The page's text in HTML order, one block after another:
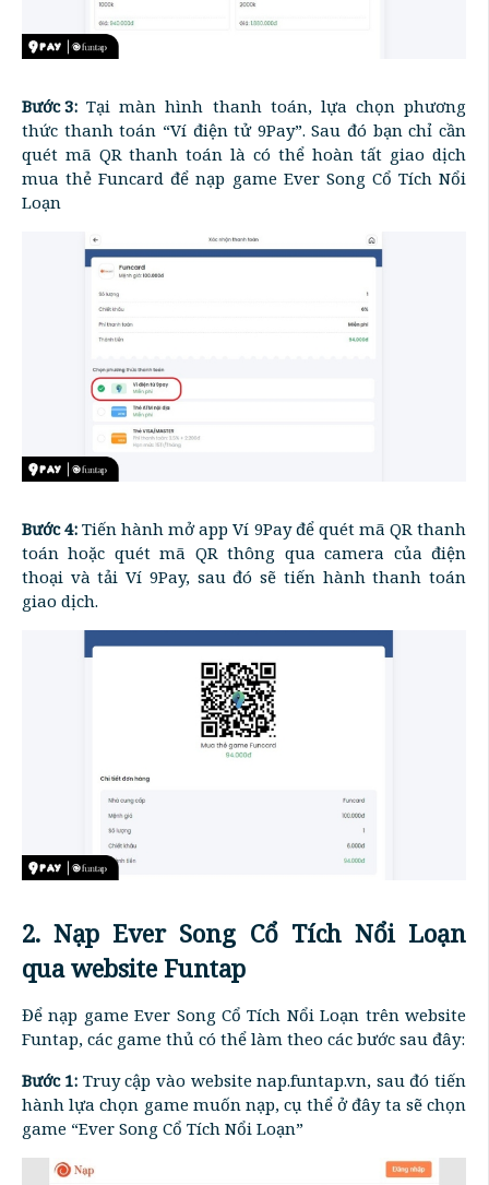
Bước 3: Tại màn hình thanh toán, lựa chọn phương
thức thanh toán “Ví điện tử 9Pay”. Sau đó bạn chỉ cần
quét mã QR thanh toán là có thể hoàn tất giao dịch
mua thẻ Funcard để nạp game Ever Song Cổ Tích Nổi
Loạn
Bước 4: Tiến hành mở app Ví 9Pay để quét mã QR thanh
toán hoặc quét mã QR thông qua camera của điện
thoại và tải Ví 9Pay, sau đó sẽ tiến hành thanh toán
giao dịch.
2. Nạp Ever Song Cổ Tích Nổi Loạn
qua website Funtap
Để nạp game Ever Song Cổ Tích Nổi Loạn trên website
Funtap, các game thủ có thể làm theo các bước sau đây:
Bước 1: Truy cập vào website nap.funtap.vn, sau đó tiến
hành lựa chọn game muốn nạp, cụ thể ở đây ta sẽ chọn
game “Ever Song Cổ Tích Nổi Loạn”